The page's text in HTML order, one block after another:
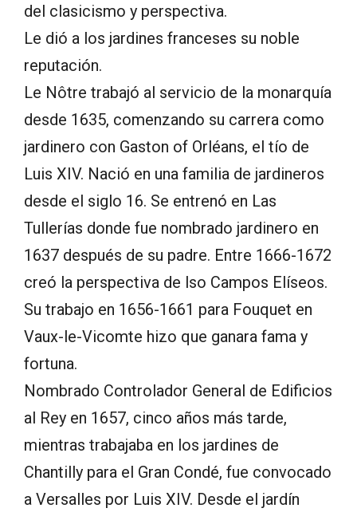
del clasicismo y perspectiva.
Le dió a los jardines franceses su noble
reputación.
Le Nôtre trabajó al servicio de la monarquía
desde 1635, comenzando su carrera como
jardinero con Gaston of Orléans, el tío de
Luis XIV. Nació en una familia de jardineros
desde el siglo 16. Se entrenó en Las
Tullerías donde fue nombrado jardinero en
1637 después de su padre. Entre 1666-1672
creó la perspectiva de lso Campos Elíseos.
Su trabajo en 1656-1661 para Fouquet en
Vaux-le-Vicomte hizo que ganara fama y
fortuna.
Nombrado Controlador General de Edificios
al Rey en 1657, cinco años más tarde,
mientras trabajaba en los jardines de
Chantilly para el Gran Condé, fue convocado
a Versalles por Luis XIV. Desde el jardín